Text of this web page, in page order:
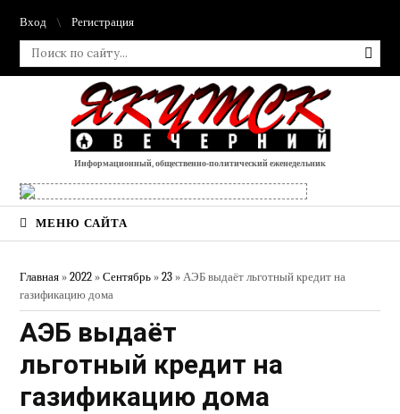
Вход Регистрация
Информационный, общественно-политический еженедельник
МЕНЮ САЙТА
Главная »2022 » Сентябрь » 23 » АЭБ выдаёт льготный кредит на
газификацию дома
АЭБ выдаёт
льготный кредит на
газификацию дома